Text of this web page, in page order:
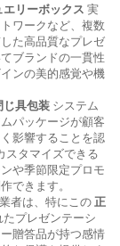
リーボックス 実
ワークなど、複数
た高品質なプレゼ
ブランドの一貫性
ンの美的感覚や機
じ具包装 システム
パッケージが顧客
影響することを認
スタマイズできる
や季節限定プロモ
できます。
者は、特にこの正
プレゼンテーシ
贈答品が持つ感情